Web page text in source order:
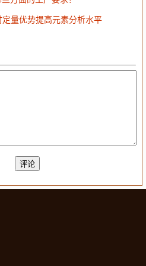
量优势提高元素分析水平